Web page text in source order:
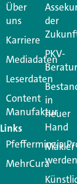
Ihre E-
Über
uns
Karriere
Mediadaten
Leserdaten
Content
Manufaktur
Links
MehrCura
der
PKV-
in
neuer
Hand
Makler
werden